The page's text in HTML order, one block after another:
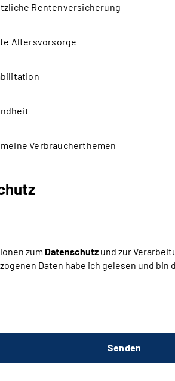
Rentenversicherung
Altersvorsorge
Verbraucherthemen
zum Datenschutz und zur
Daten habe ich gelesen und bin